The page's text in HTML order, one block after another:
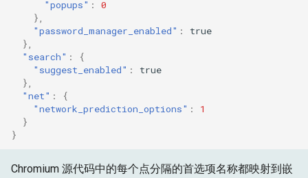
高级指纹识别
性能影响
另请参阅
"popups" :
0
},
"password_manager_enabled" :
true
},
"search" :
{
"suggest_enabled" :
true
},
"net" :
{
"network_prediction_options" :
1
}
}
Chromium 源代码中的每个点分隔的首选项名称都映射到嵌